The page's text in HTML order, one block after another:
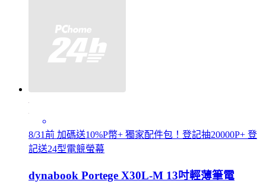
8/31前 加碼送10%P幣+ 獨家配件包！登記抽20000P+ 登
記送24型電競螢幕
dynabook Portege X30L-M 13吋輕薄筆電